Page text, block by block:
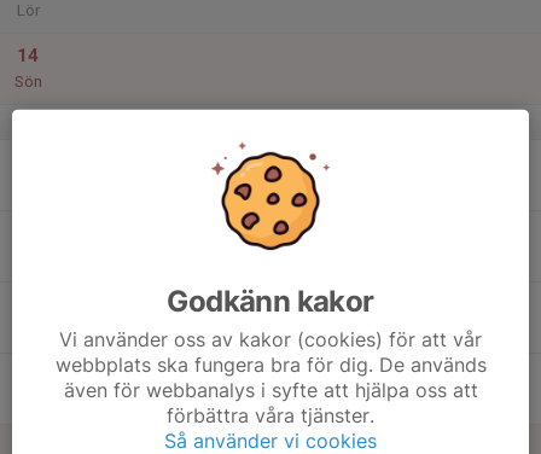
Lör
14
Sön
18:30
Träning Beachhandboll
Tylöbäck
Godkänn kakor
Vi använder oss av kakor (cookies) för att vår
webbplats ska fungera bra för dig. De används
även för webbanalys i syfte att hjälpa oss att
förbättra våra tjänster.
Så använder vi cookies